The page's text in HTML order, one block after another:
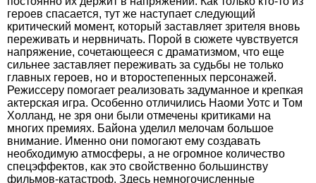
героев спасается, тут же наступает следующий
критический момент, который заставляет зрителя вновь
переживать и нервничать. Порой в сюжете чувствуется
напряжение, сочетающееся с драматизмом, что еще
сильнее заставляет переживать за судьбы не только
главных героев, но и второстепенных персонажей.
Режиссеру помогает реализовать задуманное и крепкая
актерская игра. Особенно отличились Наоми Уотс и Том
Холланд, не зря они были отмечены критиками на
многих премиях. Байона уделил мелочам большое
внимание. Именно они помогают ему создавать
необходимую атмосферы, а не огромное количество
спецэффектов, как это свойственно большинству
фильмов-катастроф. Здесь немногочисленные